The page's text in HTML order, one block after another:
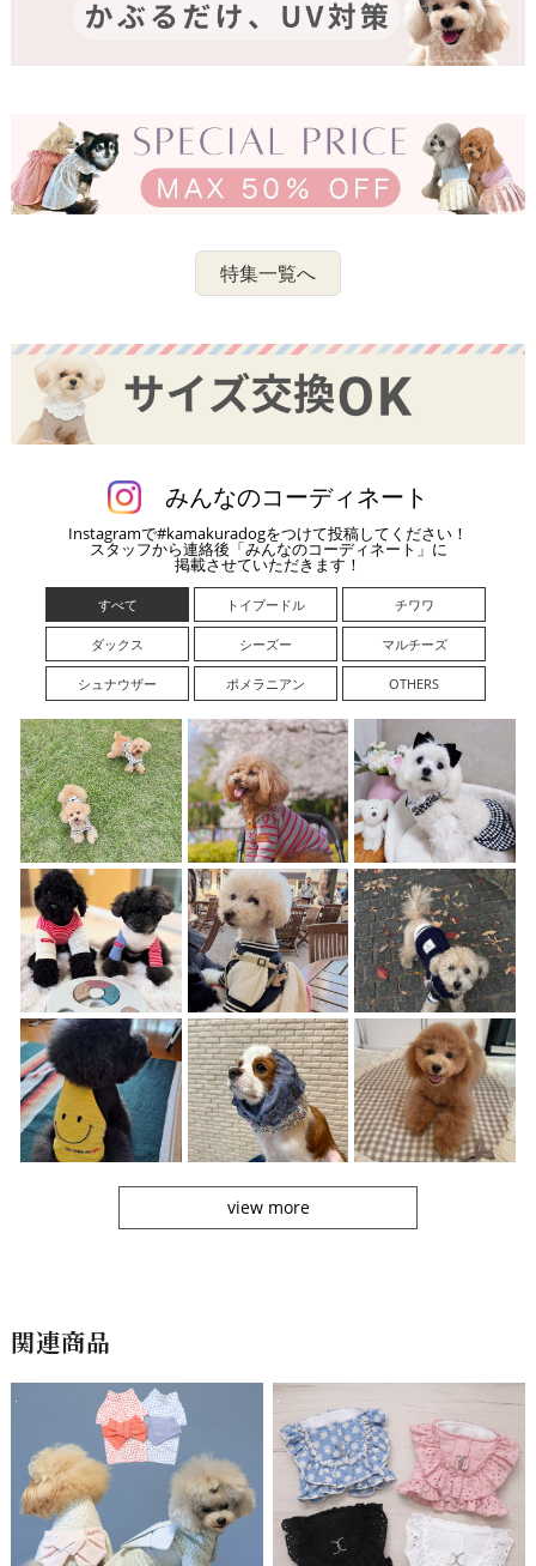
特集一覧へ
みんなのコーディネート
Instagramで#kamakuradogをつけて投稿してください！
スタッフから連絡後「みんなのコーディネート」に
掲載させていただきます！
すべて トイプードル チワワ
ダックス シーズー マルチーズ
シュナウザー ポメラニアン OTHERS
view more
関連商品